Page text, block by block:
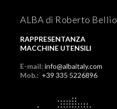
ALBA di Roberto Bellio
RAPPRESENTANZA
MACCHINE UTENSILI
E-mail: info@albaitaly.com
Mob.: +39 335 5226896